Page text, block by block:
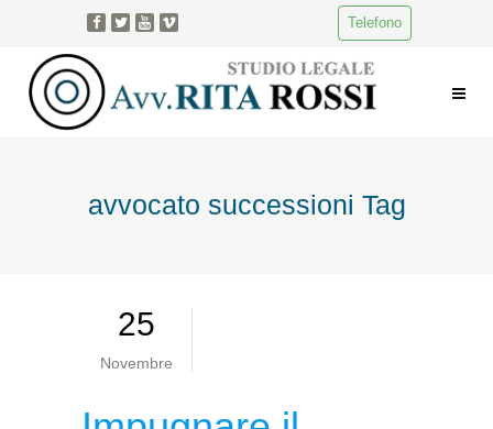
Telefono
avvocato successioni Tag
25
Novembre